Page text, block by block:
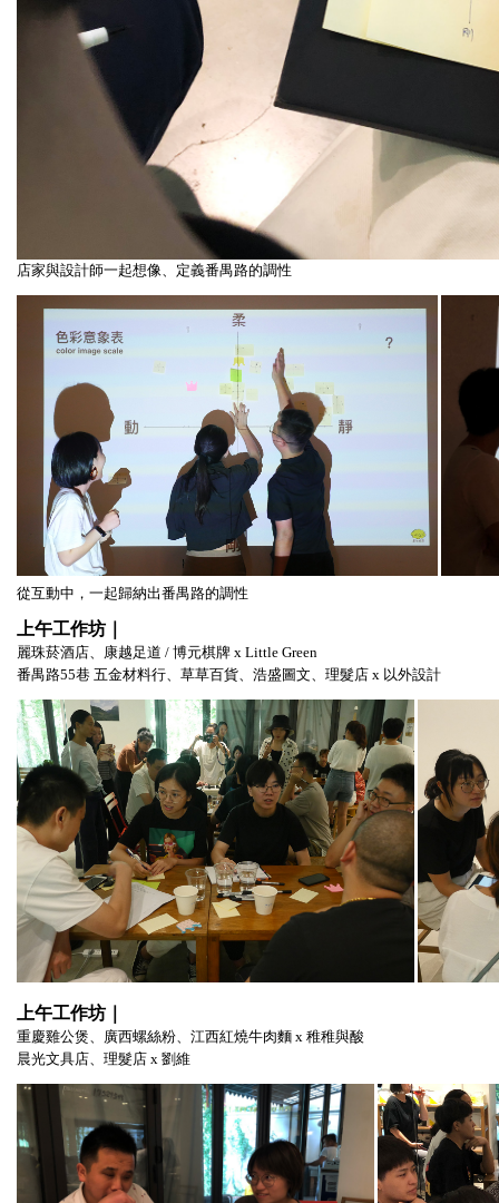
店家與設計師一起想像、定義番禺路的調性
從互動中，一起歸納出番禺路的調性
上午工作坊｜
麗珠菸酒店、康越足道 / 博元棋牌 x Little Green
番禺路55巷 五金材料行、草草百貨、浩盛圖文、理髮店 x 以外設計
上午工作坊
重慶雞公煲、廣西螺絲粉、江西紅燒牛肉麵 x 稚稚與酸
晨光文具店、理髮店 x 劉維